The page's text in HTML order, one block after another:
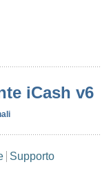
iCash v6
Supporto